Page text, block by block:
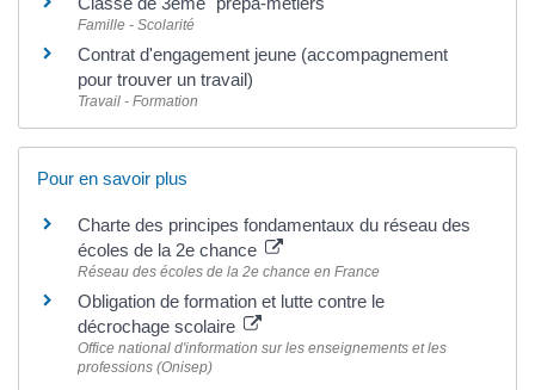
Famille - Scolarité
Contrat d'engagement jeune (accompagnement
pour trouver un travail)
Travail - Formation
Pour en savoir plus
Charte des principes fondamentaux du réseau des
écoles de la 2e chance
Réseau des écoles de la 2e chance en France
Obligation de formation et lutte contre le
décrochage scolaire
Office national d'information sur les enseignements et les
professions (Onisep)